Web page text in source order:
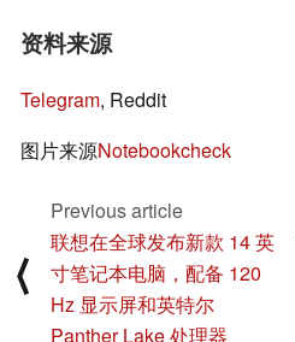
资料来源
Telegram, Reddit
图片来源Notebookcheck
⟨
Previous article
联想在全球发布新款 14 英
寸笔记本电脑，配备 120
Hz 显示屏和英特尔
Panther Lake 处理器